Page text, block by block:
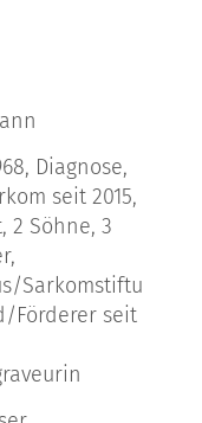
Diagnose,
seit 2015,
2 Söhne, 3
Sarkomstiftu
Förderer seit